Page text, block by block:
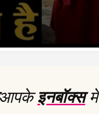
इनबॉक्समें